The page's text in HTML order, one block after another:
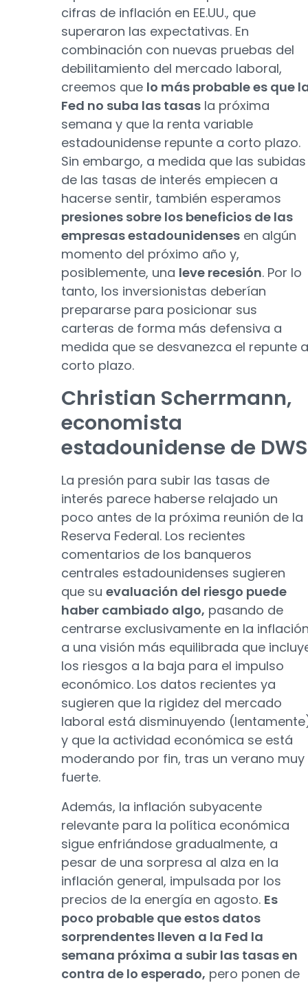
cifras de inflación en EE.UU., que
superaron las expectativas. En
combinación con nuevas pruebas del
debilitamiento del mercado laboral,
creemos que lo más probable es que
Fed no suba las tasas la próxima
semana y que la renta variable
estadounidense repunte a corto plazo.
Sin embargo, a medida que las subidas
de las tasas de interés empiecen a
hacerse sentir, también esperamos
presiones sobre los beneficios de las
empresas estadounidenses en algún
momento del próximo año y,
posiblemente, una leve recesión. Por lo
tanto, los inversionistas deberían
prepararse para posicionar sus
carteras de forma más defensiva a
medida que se desvanezca el repunte a
corto plazo.
Christian Scherrmann,
economista
estadounidense de DWS
La presión para subir las tasas de
interés parece haberse relajado un
poco antes de la próxima reunión de la
Reserva Federal. Los recientes
comentarios de los banqueros
centrales estadounidenses sugieren
que su evaluación del riesgo puede
haber cambiado algo, pasando de
centrarse exclusivamente en la
a una visión más equilibrada que
los riesgos a la baja para el impulso
económico. Los datos recientes ya
sugieren que la rigidez del mercado
laboral está disminuyendo
y que la actividad económica se está
moderando por fin, tras un verano muy
fuerte.
Además, la inflación subyacente
relevante para la política económica
sigue enfriándose gradualmente, a
pesar de una sorpresa al alza en la
inflación general, impulsada por los
precios de la energía en agosto. Es
poco probable que estos datos
sorprendentes lleven a la Fed la
semana próxima a subir las tasas en
contra de lo esperado, pero ponen de